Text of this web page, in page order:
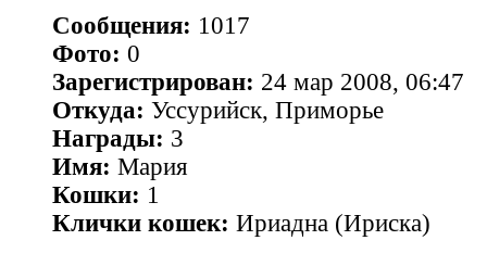
Сообщения: 1017
Фото: 0
Зарегистрирован: 24 мар 2008, 06:47
Откуда: Уссурийск, Приморье
Награды: 3
Имя: Мария
Кошки: 1
Клички кошек: Ириадна (Ириска)